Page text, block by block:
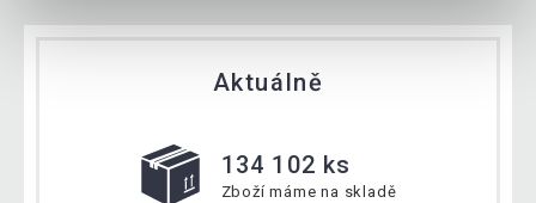
Aktuálně
134 102 ks
Zboží máme na skladě